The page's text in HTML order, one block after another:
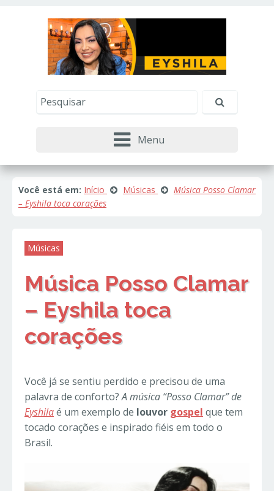
Menu
Você está em: Início Músicas
Música Posso Clamar
– Eyshila toca corações
Músicas
Música Posso Clamar
– Eyshila toca
corações
Você já se sentiu perdido e precisou de uma
palavra de conforto?A música “Posso Clamar” de
Eyshilaé um exemplo de louvor gospel que tem
tocado corações e inspirado fiéis em todo o
Brasil.
para lembrar e entender como você usa nosso
site, analisar seu uso de nossos produtos e
serviços, ajudar com nossos esforços de
marketing e fornecer conteúdo de terceiros. Leia
Política de Cookies e Privacidade.